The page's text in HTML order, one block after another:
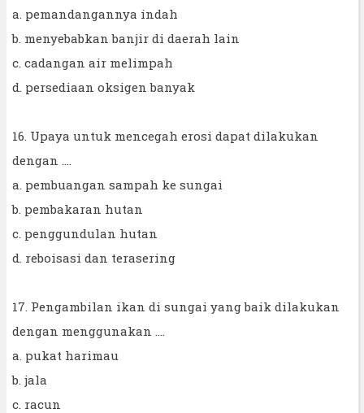
a. pemandangannya indah
b. menyebabkan banjir di daerah lain
c. cadangan air melimpah
d. persediaan oksigen banyak
16. Upaya untuk mencegah erosi dapat dilakukan
dengan ….
a. pembuangan sampah ke sungai
b. pembakaran hutan
c. penggundulan hutan
d. reboisasi dan terasering
17. Pengambilan ikan di sungai yang baik dilakukan
dengan menggunakan ….
a. pukat harimau
b. jala
c. racun